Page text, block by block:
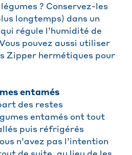
? Conservez-les
longtemps) dans un
régule l’humidité de
pouvez aussi utiliser
Zipper hermétiques pour
entamés
des restes
entamés ont tout
puis réfrigérés
n’avez pas l’intention